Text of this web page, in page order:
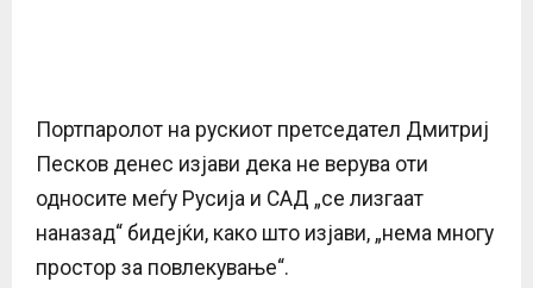
Портпаролот на рускиот претседател Дмитриј
Песков денес изјави дека не верува оти
односите меѓу Русија и САД „се лизгаат
наназад“ бидејќи, како што изјави, „нема многу
простор за повлекување“.